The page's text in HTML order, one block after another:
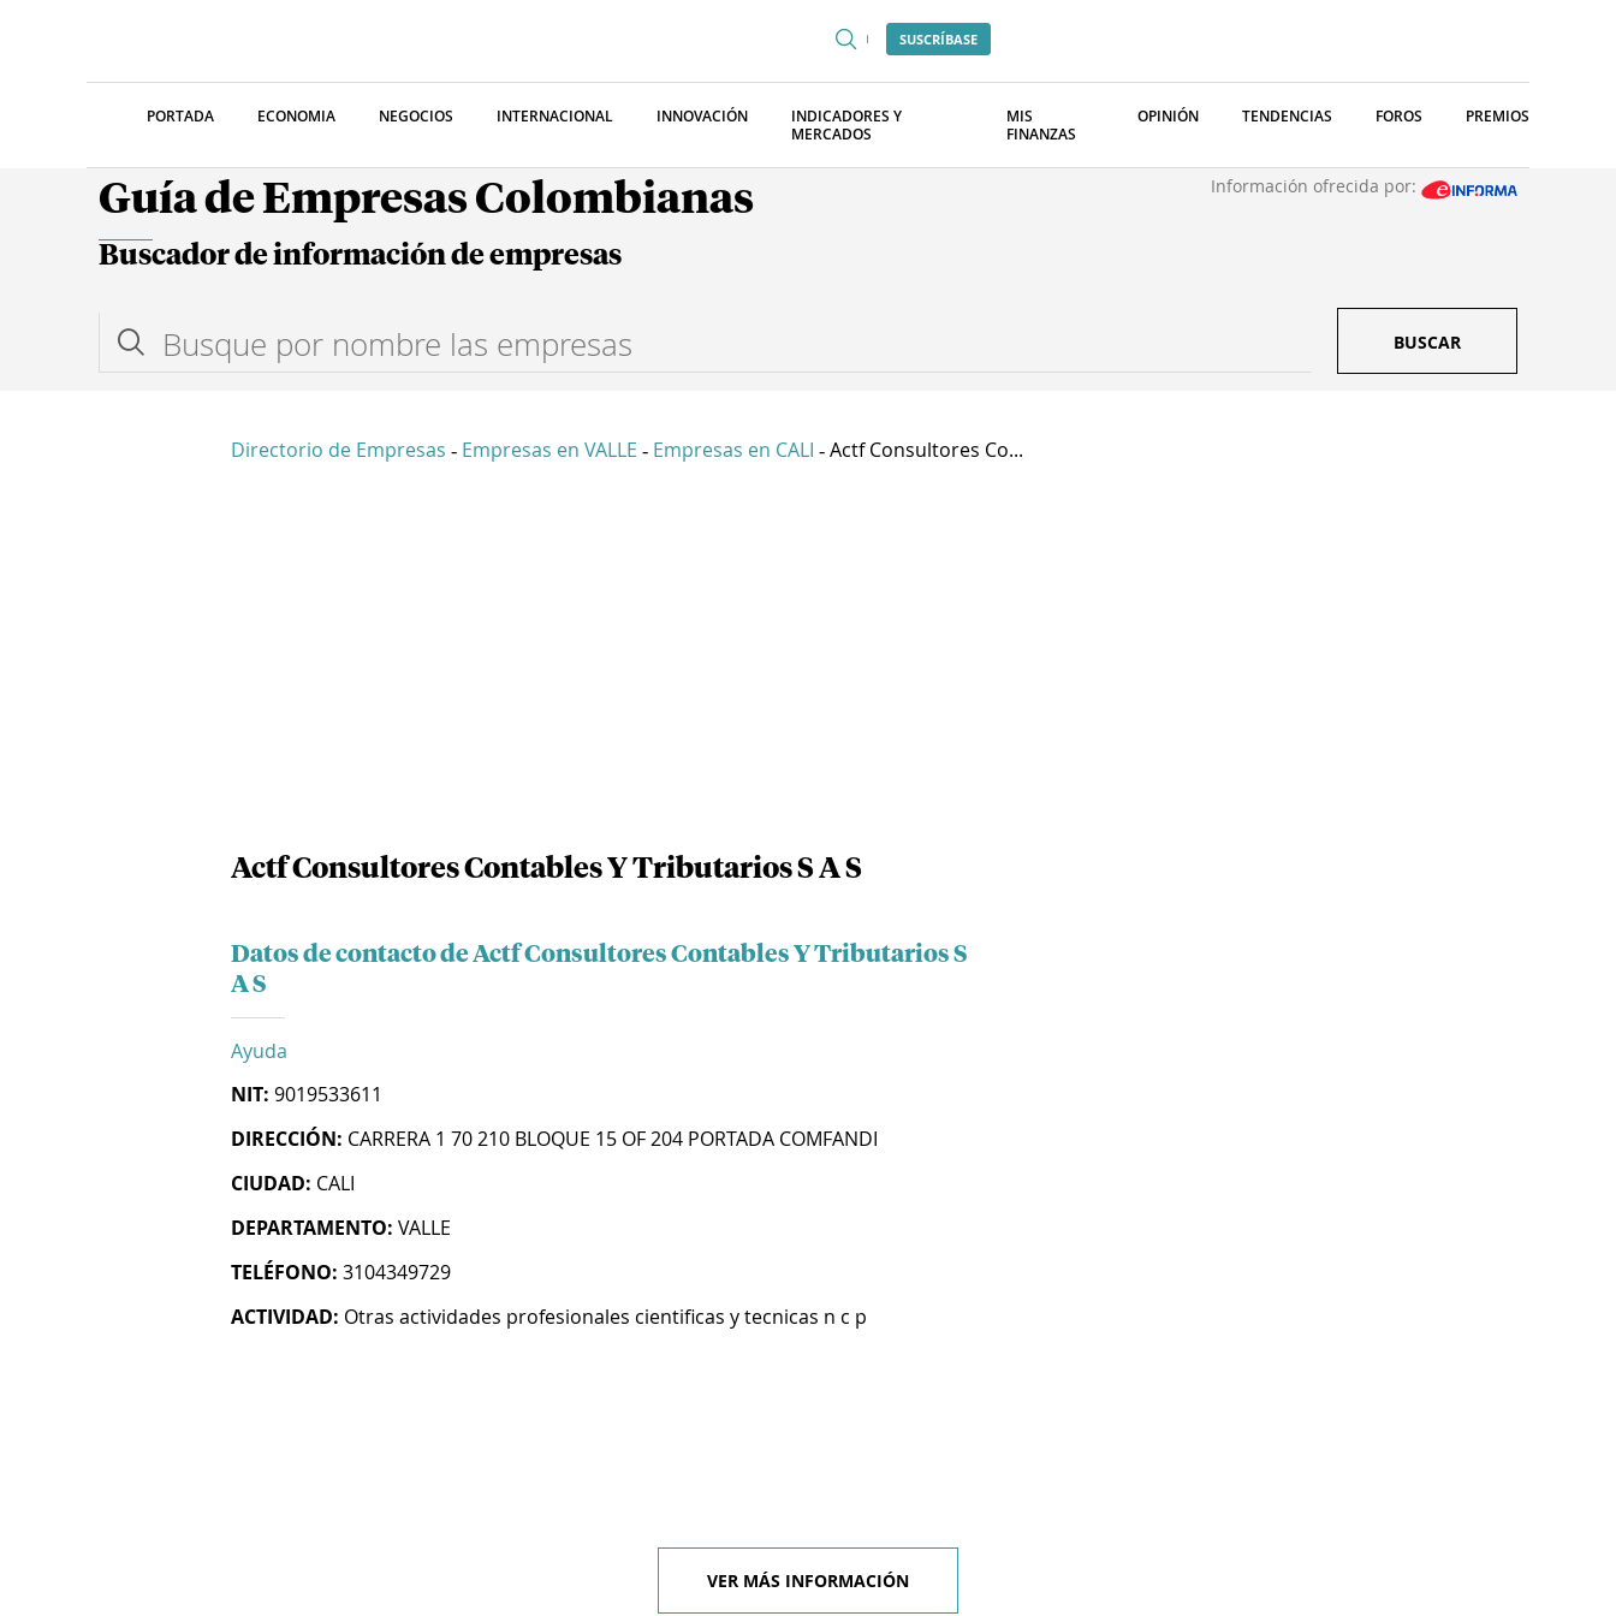
SUSCRÍBASE
PORTADA ECONOMIA NEGOCIOS INTERNACIONAL INNOVACIÓN
INDICADORES Y
MERCADOS
MIS
FINANZAS
OPINIÓN TENDENCIAS FOROS PREMIOS
Guía de Empresas Colombianas Información ofrecida por:
Buscador de información de empresas
BUSCAR
Directorio de Empresas - Empresas en VALLE - Empresas en CALI - Actf Consultores Co...
Actf Consultores Contables Y Tributarios S A S
Datos de contacto de Actf Consultores Contables Y Tributarios S
A S
Ayuda
NIT: 9019533611
DIRECCIÓN: CARRERA 1 70 210 BLOQUE 15 OF 204 PORTADA COMFANDI
CIUDAD: CALI
DEPARTAMENTO: VALLE
TELÉFONO: 3104349729
ACTIVIDAD: Otras actividades profesionales cientificas y tecnicas n c p
VER MÁS INFORMACIÓN